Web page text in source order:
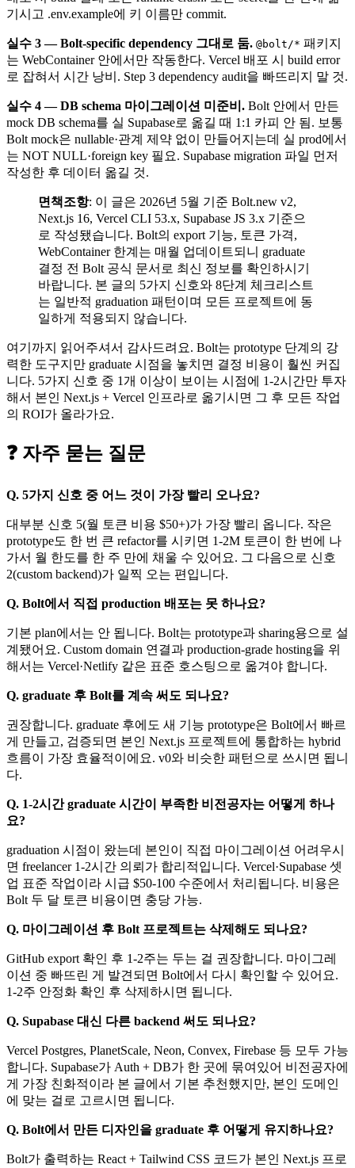
기시고 .env.example에 키 이름만 commit.
실수 3 — Bolt-specific dependency 그대로 둠. @bolt/* 패키지
는 WebContainer 안에서만 작동한다. Vercel 배포 시 build error
로 잡혀서 시간 낭비. Step 3 dependency audit을 빠뜨리지 말 것.
실수 4 — DB schema 마이그레이션 미준비. Bolt 안에서 만든
mock DB schema를 실 Supabase로 옮길 때 1:1 카피 안 됨. 보통
Bolt mock은 nullable·관계 제약 없이 만들어지는데 실 prod에서
는 NOT NULL·foreign key 필요. Supabase migration 파일 먼저
작성한 후 데이터 옮길 것.
면책조항: 이 글은 2026년 5월 기준 Bolt.new v2,
Next.js 16, Vercel CLI 53.x, Supabase JS 3.x 기준으
로 작성됐습니다. Bolt의 export 기능, 토큰 가격,
WebContainer 한계는 매월 업데이트되니 graduate
결정 전 Bolt 공식 문서로 최신 정보를 확인하시기
바랍니다. 본 글의 5가지 신호와 8단계 체크리스트
는 일반적 graduation 패턴이며 모든 프로젝트에 동
일하게 적용되지 않습니다.
여기까지 읽어주셔서 감사드려요. Bolt는 prototype 단계의 강
력한 도구지만 graduate 시점을 놓치면 결정 비용이 훨씬 커집
니다. 5가지 신호 중 1개 이상이 보이는 시점에 1-2시간만 투자
해서 본인 Next.js + Vercel 인프라로 옮기시면 그 후 모든 작업
의 ROI가 올라가요.
❓ 자주 묻는 질문
Q. 5가지 신호 중 어느 것이 가장 빨리 오나요?
대부분 신호 5(월 토큰 비용 $50+)가 가장 빨리 옵니다. 작은
prototype도 한 번 큰 refactor를 시키면 1-2M 토큰이 한 번에 나
가서 월 한도를 한 주 만에 채울 수 있어요. 그 다음으로 신호
2(custom backend)가 일찍 오는 편입니다.
Q. Bolt에서 직접 production 배포는 못 하나요?
기본 plan에서는 안 됩니다. Bolt는 prototype과 sharing용으로 설
계됐어요. Custom domain 연결과 production-grade hosting을 위
해서는 Vercel·Netlify 같은 표준 호스팅으로 옮겨야 합니다.
Q. graduate 후 Bolt를 계속 써도 되나요?
권장합니다. graduate 후에도 새 기능 prototype은 Bolt에서 빠르
게 만들고, 검증되면 본인 Next.js 프로젝트에 통합하는 hybrid
흐름이 가장 효율적이에요. v0와 비슷한 패턴으로 쓰시면 됩니
다.
Q. 1-2시간 graduate 시간이 부족한 비전공자는 어떻게 하나
요?
graduation 시점이 왔는데 본인이 직접 마이그레이션 어려우시
면 freelancer 1-2시간 의뢰가 합리적입니다. Vercel·Supabase 셋
업 표준 작업이라 시급 $50-100 수준에서 처리됩니다. 비용은
Bolt 두 달 토큰 비용이면 충당 가능.
Q. 마이그레이션 후 Bolt 프로젝트는 삭제해도 되나요?
GitHub export 확인 후 1-2주는 두는 걸 권장합니다. 마이그레
이션 중 빠뜨린 게 발견되면 Bolt에서 다시 확인할 수 있어요.
1-2주 안정화 확인 후 삭제하시면 됩니다.
Q. Supabase 대신 다른 backend 써도 되나요?
Vercel Postgres, PlanetScale, Neon, Convex, Firebase 등 모두 가능
합니다. Supabase가 Auth + DB가 한 곳에 묶여있어 비전공자에
게 가장 친화적이라 본 글에서 기본 추천했지만, 본인 도메인
에 맞는 걸로 고르시면 됩니다.
Q. Bolt에서 만든 디자인을 graduate 후 어떻게 유지하나요?
Bolt가 출력하는 React + Tailwind CSS 코드가 본인 Next.js 프로